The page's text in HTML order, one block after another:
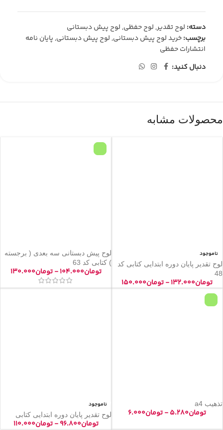
دسته: لوح تقدیر,لوح حفظی,لوح پیش دبستانی
برچسب:خرید لوح پیش دبستانی,لوح پیش دبستانی,پایان نامه
انتشارات حفظی
دنبال کنید:
محصولات مشابه
ناموجود
لوح تقدیر پایان دوره ابتدایی کتابی کد
48
تومان۱۳۲.۰۰۰-تومان۱۵۰.۰۰۰
لوح پیش دبستانی سه بعدی ( برجسته
) کتابی کد 63
تومان۱۰۴.۰۰۰-تومان۱۳۰.۰۰۰
تذهیب a4
تومان۵.۲۸۰-تومان۶.۰۰۰
ناموجود
لوح تقدیر پایان دوره ابتدایی کتابی
تومان۹۶.۸۰۰-تومان۱۱۰.۰۰۰